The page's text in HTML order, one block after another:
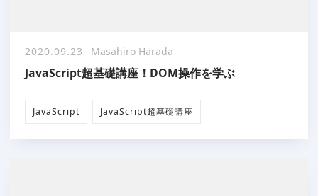
2020.09.23 Masahiro Harada
JavaScript超基礎講座！DOM操作を学ぶ
JavaScript JavaScript超基礎講座